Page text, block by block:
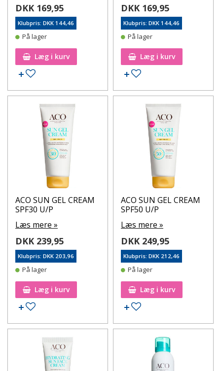
DKK 169,95
Klubpris: DKK 144,46
På lager
Læg i kurv
Tilføj til ønskeseddel
DKK 169,95
Klubpris: DKK 144,46
På lager
Læg i kurv
Tilføj til ønskeseddel
ACO SUN GEL CREAM
SPF30 U/P
Læs mere »
DKK 239,95
Klubpris: DKK 203,96
På lager
Læg i kurv
Tilføj til ønskeseddel
ACO SUN GEL CREAM
SPF50 U/P
Læs mere »
DKK 249,95
Klubpris: DKK 212,46
På lager
Læg i kurv
Tilføj til ønskeseddel